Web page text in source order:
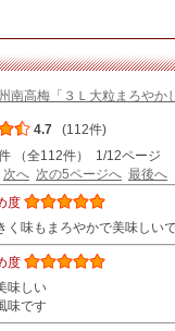
南高梅「３Ｌ大粒まろやか
4.7 (112件)
（全112件） 1/12ページ
次へ 次の5ページへ 最後へ
度
く味もまろやかで美味しいで
度
味しい
味です